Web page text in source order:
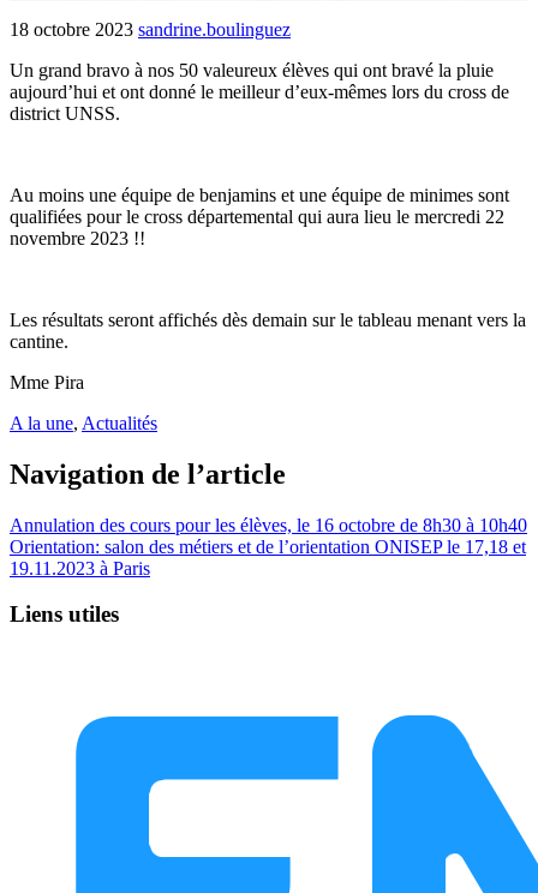
18 octobre 2023 sandrine.boulinguez
Un grand bravo à nos 50 valeureux élèves qui ont bravé la pluie
aujourd’hui et ont donné le meilleur d’eux-mêmes lors du cross de
district UNSS.
Au moins une équipe de benjamins et une équipe de minimes sont
qualifiées pour le cross départemental qui aura lieu le mercredi 22
novembre 2023 !!
Les résultats seront affichés dès demain sur le tableau menant vers la
cantine.
Mme Pira
A la une, Actualités
Navigation de l’article
Annulation des cours pour les élèves, le 16 octobre de 8h30 à 10h40
Orientation: salon des métiers et de l’orientation ONISEP le 17,18 et
19.11.2023 à Paris
Liens utiles